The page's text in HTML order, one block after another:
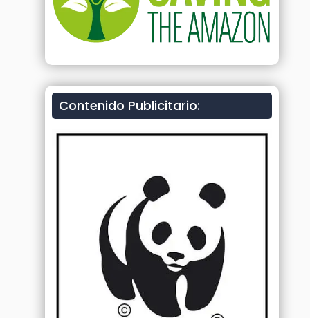
Contenido Publicitario: